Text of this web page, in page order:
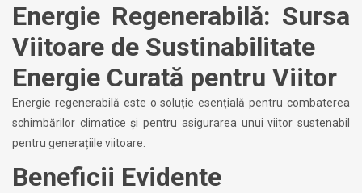
Energie Regenerabilă: Sursa
Viitoare de Sustinabilitate
Energie Curată pentru Viitor
Energie regenerabilă este o soluție esențială pentru combaterea
schimbărilor climatice și pentru asigurarea unui viitor sustenabil
pentru generațiile viitoare.
Beneficii Evidente